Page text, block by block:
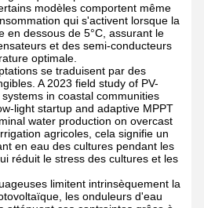
modèles comportent même
qui s'activent lorsque la
en dessous de 5°C, assurant le
et des semi-conducteurs
optimale.
se traduisent par des
A 2023 field study of PV-
in coastal communities
light startup and adaptive MPPT
water production on overcast
agricoles, cela signifie un
en eau des cultures pendant les
réduit le stress des cultures et les
limitent intrinsèquement la
les onduleurs d'eau